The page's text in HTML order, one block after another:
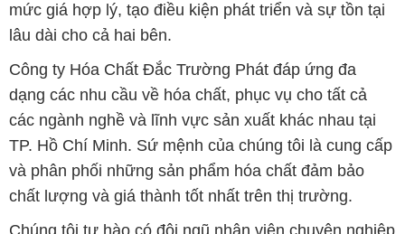
mức giá hợp lý, tạo điều kiện phát triển và sự tồn tại
lâu dài cho cả hai bên.
Công ty Hóa Chất Đắc Trường Phát đáp ứng đa
dạng các nhu cầu về hóa chất, phục vụ cho tất cả
các ngành nghề và lĩnh vực sản xuất khác nhau tại
TP. Hồ Chí Minh. Sứ mệnh của chúng tôi là cung cấp
và phân phối những sản phẩm hóa chất đảm bảo
chất lượng và giá thành tốt nhất trên thị trường.